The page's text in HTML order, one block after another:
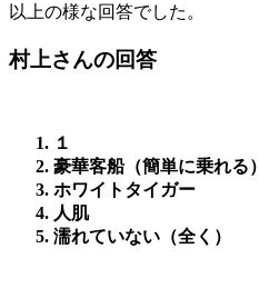
以上の様な回答でした。
村上さんの回答
１
豪華客船（簡単に乗れる）
ホワイトタイガー
人肌
濡れていない（全く）